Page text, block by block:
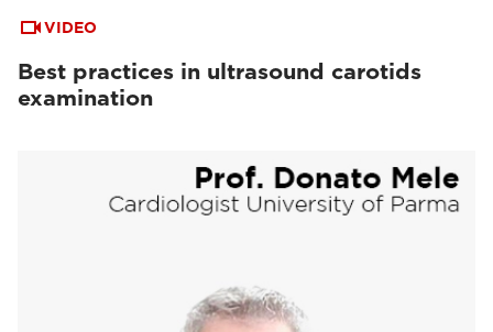
VIDEO
Best practices in ultrasound carotids
examination